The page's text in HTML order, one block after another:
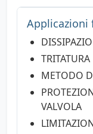
Applicazioni
TRITATURA
METODO
VALVOLA